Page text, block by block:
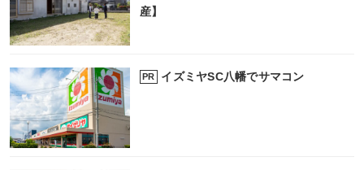
産】
PR イズミヤSC八幡でサマコン